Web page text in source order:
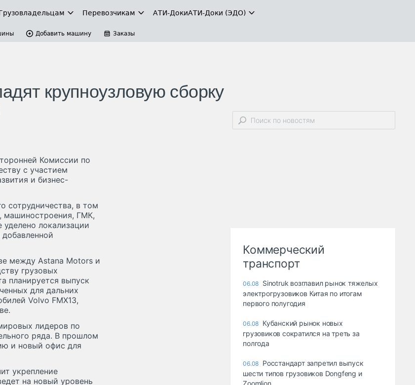
Перевозчикам АТИ-ДокиАТИ-Доки (ЭДО)
Добавить машину Заказы
крупноузловую сборку
Комиссии по
с участием
и бизнес-
сотрудничества, в том
машиностроения, ГМК,
локализации
между Astana Motors и
грузовых
планируется выпуск
для дальних
Volvo FMX13,
лидеров по
ряда. В прошлом
и новый офис для
укрепление
на новый уровень
Коммерческий
транспорт
06.08 Sinotruk возглавил рынок тяжелых
электрогрузовиков Китая по итогам
первого полугодия
06.08 Кубанский рынок новых
грузовиков сократился на треть за
полгода
06.08 Росстандарт запретил выпуск
шести типов грузовиков Dongfeng и